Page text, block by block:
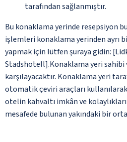
tarafından sağlanmıştır.
Bu konaklama yerinde resepsiyon
işlemleri konaklama yerinden ayrı
yapmak için lütfen şuraya gidin:
Stadshotell].Konaklama yeri sahibi
karşılayacaktır. Konaklama yeri
otomatik çeviri araçları
otelin kahvaltı imkân ve
mesafede bulunan yakındaki bir